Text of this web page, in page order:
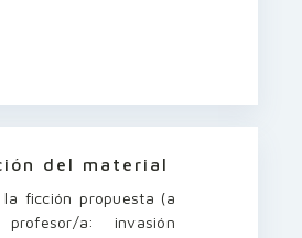
del material
ficción propuesta (a
a: invasión